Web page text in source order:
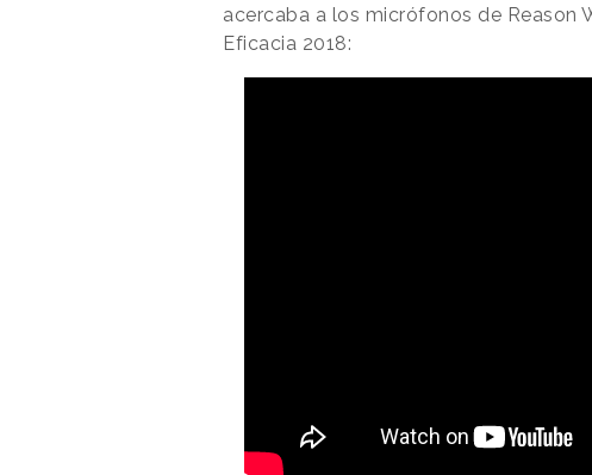
acercaba a los micrófonos de Reason
Eficacia 2018: